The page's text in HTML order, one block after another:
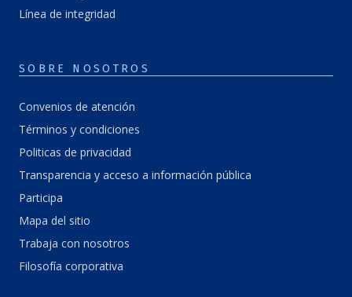
Línea de integridad
SOBRE NOSOTROS
Convenios de atención
Términos y condiciones
Politicas de privacidad
Transparencia y acceso a información pública
Participa
Mapa del sitio
Trabaja con nosotros
Filosofía corporativa